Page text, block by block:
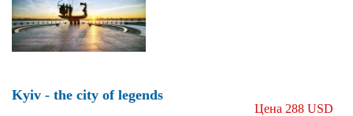
Kyiv - the city of legends
Цена 288 USD